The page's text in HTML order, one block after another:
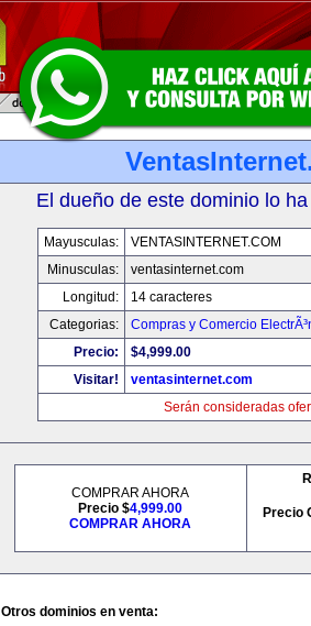
El dueño de este dominio lo
Mayusculas:
VENTASINTERNET.COM
Minusculas:
ventasinternet.com
Longitud:
14 caracteres
Categorias:
Compras y Comercio
Precio:
$4,999.00
Visitar!
ventasinternet.com
Serán consideradas
COMPRAR AHORA
Precio $4,999.00
COMPRAR AHORA
Precio
Otros dominios en venta: